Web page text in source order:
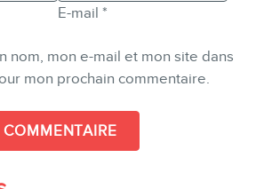
E-mail *
nom, mon e-mail et mon site dans
mon prochain commentaire.